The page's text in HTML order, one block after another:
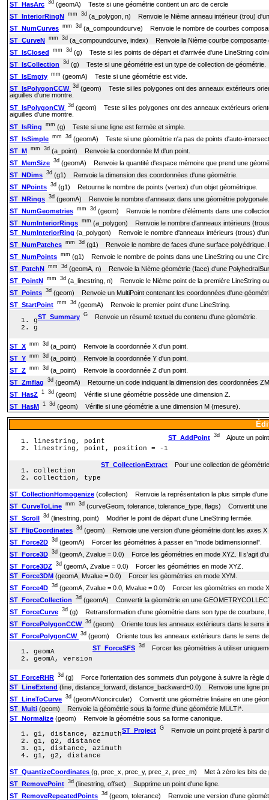
ST_HasArc
(geomA) Teste si une géométrie contient un arc de cercle
ST_InteriorRingN mm 3d (a_polygon, n) Renvoie le Nième anneau intérieur (trou)
ST_NumCurves mm 3d (a_compoundcurve) Renvoie le nombre de courbes
ST_CurveN mm 3d (a_compoundcurve, index) Renvoie la Nième courbe composante
ST_IsClosed
mm 3d (g) Teste si les points de départ et d'arrivée d'une LineString
ST_IsCollection
3d (g) Teste si une géométrie est un type de collection de géométrie.
ST_IsEmpty mm (geomA) Teste si une géométrie est vide.
ST_IsPolygonCCW 3d (geom) Teste si les polygones ont des anneaux extérieurs
aiguilles d'une montre.
ST_IsPolygonCW 3d (geom) Teste si les polygones ont des anneaux extérieurs
aiguilles d'une montre.
ST_IsRing
mm (g) Teste si une ligne est fermée et simple.
ST_IsSimple mm 3d (geomA) Teste si une géométrie n'a pas de points d'auto-
ST_M mm 3d (a_point) Renvoie la coordonnée M d'un point.
ST_MemSize 3d (geomA) Renvoie la quantité d'espace mémoire que prend une
ST_NDims 3d (g1) Renvoie la dimension des coordonnées d'une géométrie.
ST_NPoints 3d (g1) Retourne le nombre de points (vertex) d'un objet géométrique.
ST_NRings 3d (geomA) Renvoie le nombre d'anneaux dans une géométrie polygonale.
ST_NumGeometries mm 3d (geom) Renvoie le nombre d'éléments dans une
ST_NumInteriorRings mm (a_polygon) Renvoie le nombre d'anneaux intérieurs
ST_NumInteriorRing (a_polygon) Renvoie le nombre d'anneaux intérieurs (trous)
ST_NumPatches mm 3d (g1) Renvoie le nombre de faces d'une surface polyédrique.
ST_NumPoints mm (g1) Renvoie le nombre de points dans une LineString ou une
ST_PatchN mm 3d (geomA, n) Renvoie la Nième géométrie (face) d'une
ST_PointN mm 3d (a_linestring, n) Renvoie le Nième point de la première LineString
ST_Points 3d (geom) Renvoie un MultiPoint contenant les coordonnées d'une
ST_StartPoint mm 3d (geomA) Renvoie le premier point d'une LineString.
ST_Summary G Renvoie un résumé textuel du contenu d'une géométrie.
g
g
ST_X mm 3d (a_point) Renvoie la coordonnée X d'un point.
ST_Y mm 3d (a_point) Renvoie la coordonnée Y d'un point.
ST_Z mm 3d (a_point) Renvoie la coordonnée Z d'un point.
ST_Zmflag
3d (geomA) Retourne un code indiquant la dimension des coordonnées
ST_HasZ 1 3d (geom) Vérifie si une géométrie possède une dimension Z.
ST_HasM 1 3d (geom) Vérifie si une géométrie a une dimension M (mesure).
ST_AddPoint 3d Ajoute un
linestring, point
linestring, point, position = -1
ST_CollectionExtract Pour une collection de
collection
collection, type
ST_CollectionHomogenize (collection) Renvoie la représentation la plus simple d'une
ST_CurveToLine mm 3d (curveGeom, tolerance, tolerance_type, flags) Convertit une
ST_Scroll 3d (linestring, point) Modifier le point de départ d'une LineString fermée.
ST_FlipCoordinates 3d (geom) Renvoie une version d'une géométrie dont les axes X
ST_Force2D 3d (geomA) Forcer les géométries à passer en "mode bidimensionnel".
ST_Force3D 3d (geomA, Zvalue = 0.0) Force les géométries en mode XYZ. Il s'agit
ST_Force3DZ 3d (geomA, Zvalue = 0.0) Forcer les géométries en mode XYZ.
ST_Force3DM (geomA, Mvalue = 0.0) Forcer les géométries en mode XYM.
ST_Force4D 3d (geomA, Zvalue = 0.0, Mvalue = 0.0) Forcer les géométries en mode
ST_ForceCollection
3d (geomA) Convertir la géométrie en une
ST_ForceCurve 3d (g) Retransformation d'une géométrie dans son type de courbure,
ST_ForcePolygonCCW 3d (geom) Oriente tous les anneaux extérieurs dans le sens
ST_ForcePolygonCW 3d (geom) Oriente tous les anneaux extérieurs dans le sens
ST_ForceSFS 3d Forcer les géométries à utiliser
geomA
geomA, version
ST_ForceRHR 3d (g) Force l'orientation des sommets d'un polygone à suivre la règle
ST_LineExtend (line, distance_forward, distance_backward=0.0) Renvoie une ligne
ST_LineToCurve 3d (geomANoncircular) Convertit une géométrie linéaire en une
ST_Multi (geom) Renvoie la géométrie sous la forme d'une géométrie MULTI*.
ST_Normalize (geom) Renvoie la géométrie sous sa forme canonique.
ST_Project G Renvoie un point projeté à partir
g1, distance, azimuth
g1, g2, distance
g1, distance, azimuth
g1, g2, distance
ST_QuantizeCoordinates (g, prec_x, prec_y, prec_z, prec_m) Met à zéro les bits de
ST_RemovePoint 3d (linestring, offset) Supprime un point d'une ligne.
ST_RemoveRepeatedPoints 3d (geom, tolerance) Renvoie une version d'une